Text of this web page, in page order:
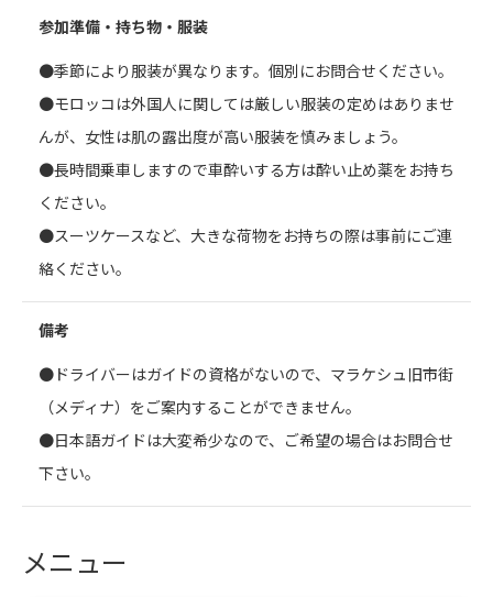
参加準備・持ち物・服装
●季節により服装が異なります。個別にお問合せください。
●モロッコは外国人に関しては厳しい服装の定めはありませ
んが、女性は肌の露出度が高い服装を慎みましょう。
●長時間乗車しますので車酔いする方は酔い止め薬をお持ち
ください。
●スーツケースなど、大きな荷物をお持ちの際は事前にご連
絡ください。
備考
●ドライバーはガイドの資格がないので、マラケシュ旧市街
（メディナ）をご案内することができません。
●日本語ガイドは大変希少なので、ご希望の場合はお問合せ
下さい。
メニュー